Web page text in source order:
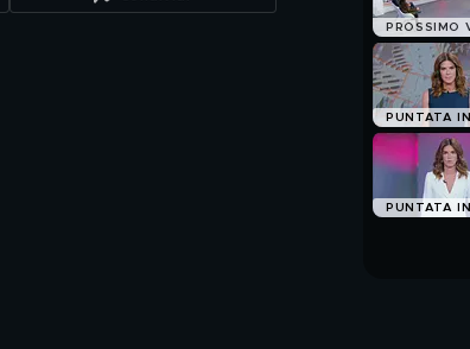
PROSSIMO
PUNTATA
PUNTATA